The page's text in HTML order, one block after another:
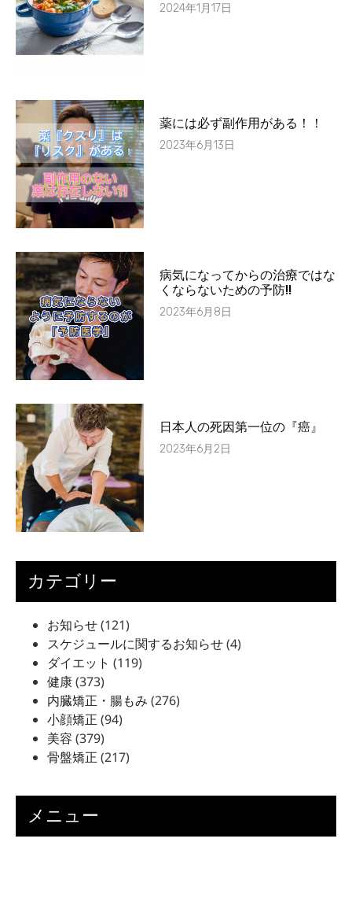
2024年1月17日
薬には必ず副作用がある！！
2023年6月13日
病気になってからの治療ではな
くならないための予防!!
2023年6月8日
日本人の死因第一位の『癌』
2023年6月2日
カテゴリー
お知らせ(121)
スケジュールに関するお知らせ(4)
ダイエット (119)
健康(373)
内臓矯正・腸もみ (276)
小顔矯正 (94)
美容 (379)
骨盤矯正 (217)
メニュー